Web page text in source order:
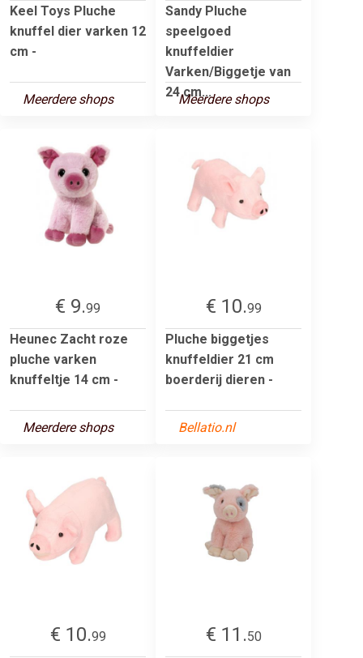
Keel Toys Pluche
knuffel dier varken 12
cm -
Meerdere shops
Sandy Pluche
speelgoed
knuffeldier
Varken/Biggetje van
24 cm...
Meerdere shops
€ 9.99
Heunec Zacht roze
pluche varken
knuffeltje 14 cm -
Meerdere shops
€ 10.99
Pluche biggetjes
knuffeldier 21 cm
boerderij dieren -
Bellatio.nl
€ 10.99
€ 11.50